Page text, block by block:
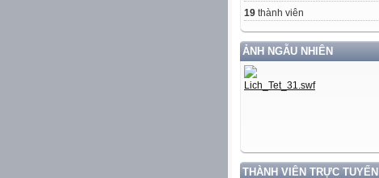
19 thành viên
ẢNH NGẪU NHIÊN
THÀNH VIÊN TRỰC TUYẾN